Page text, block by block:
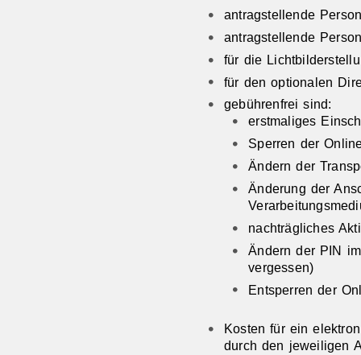
antragstellende
antragstellende
für die
für den optionalen
gebührenfrei sind:
erstmaliges
Sperren der
Ändern der
Änderung der
nachträgliches
Ändern der PIN
vergessen)
Entsperren der
Kosten für ein
durch den jeweiligen